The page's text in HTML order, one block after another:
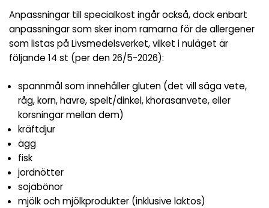
Anpassningar till specialkost ingår också, dock enbart
anpassningar som sker inom ramarna för de allergener
som listas på Livsmedelsverket, vilket i nuläget är
följande 14 st (per den 26/5-2026):
spannmål som innehåller gluten (det vill säga vete,
råg, korn, havre, spelt/dinkel, khorasanvete, eller
korsningar mellan dem)
kräftdjur
ägg
fisk
jordnötter
sojabönor
mjölk och mjölkprodukter (inklusive laktos)